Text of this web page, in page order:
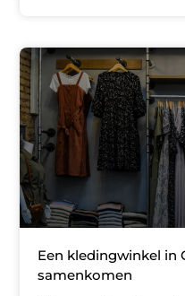
Een kledingwinkel in
samenkomen